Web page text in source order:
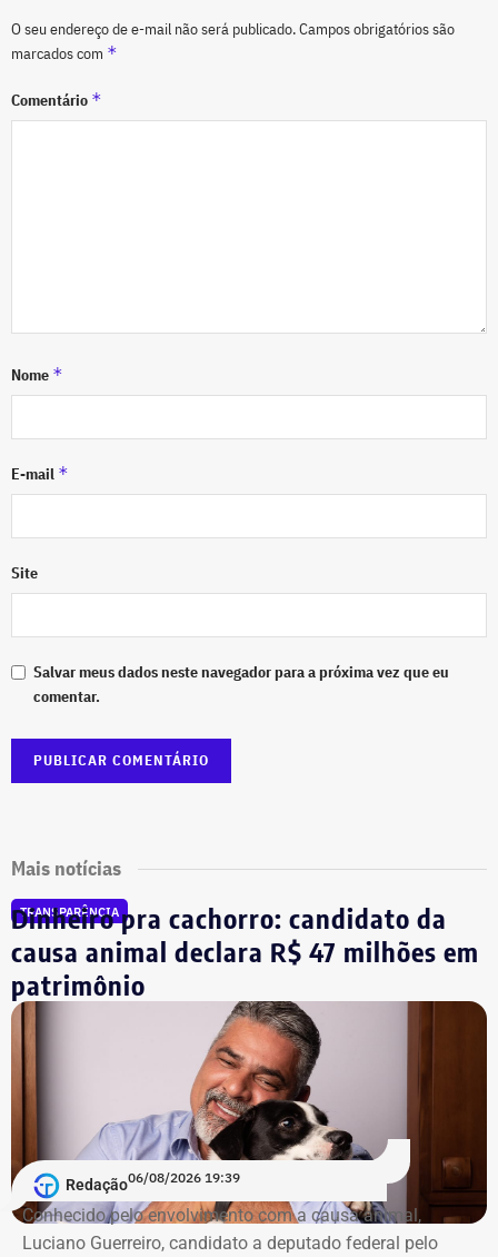
O seu endereço de e-mail não será publicado.Campos obrigatórios são
marcados com *
Comentário *
Nome *
E-mail *
Site
Salvar meus dados neste navegador para a próxima vez que eu
comentar.
Mais notícias
TRANSPARÊNCIA
Dinheiro pra cachorro: candidato da
causa animal declara R$ 47 milhões em
patrimônio
Redação06/08/2026 19:39
Conhecido pelo envolvimento com a causa animal,
Luciano Guerreiro, candidato a deputado federal pelo